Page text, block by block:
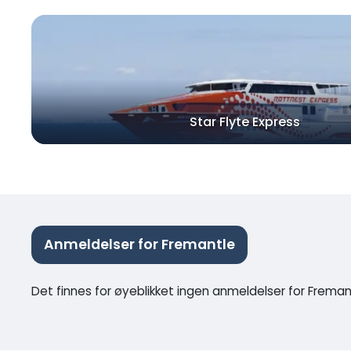
Star Flyte Express
Anmeldelser for Fremantle
Det finnes for øyeblikket ingen anmeldelser for